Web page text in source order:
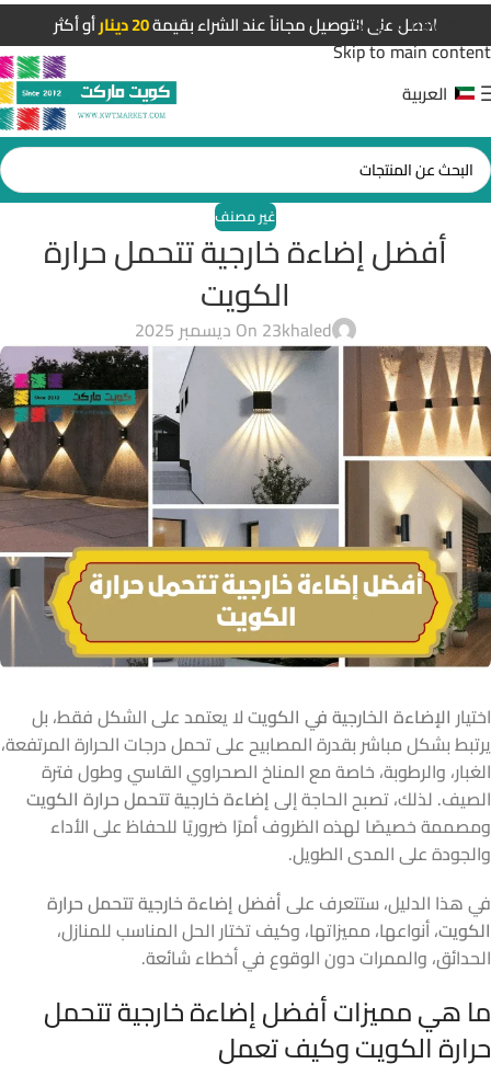
Skip to navigation
Skip to main content
احصل على التوصيل مجاناً عند الشراء بقيمة20 دينار أو أكثر
العربية
غير مصنف
أفضل إضاءة خارجية تتحمل حرارة
الكويت
khaledOn 23 ديسمبر 2025
اختيارالإضاءة الخارجية في الكويتلا يعتمد على الشكل فقط، بل
يرتبط بشكل مباشر بقدرة المصابيح على تحمل درجات الحرارة المرتفعة،
الغبار، والرطوبة، خاصة مع المناخ الصحراوي القاسي وطول فترة
الصيف. لذلك، تصبح الحاجة إلىإضاءة خارجية تتحمل حرارة الكويت
ومصممة خصيصًا لهذه الظروف أمرًا ضروريًا للحفاظ على الأداء
والجودة على المدى الطويل.
في هذا الدليل، ستتعرف علىأفضل إضاءة خارجية تتحمل حرارة
الكويت، أنواعها، مميزاتها، وكيف تختار الحل المناسب للمنازل،
الحدائق، والممرات دون الوقوع في أخطاء شائعة.
ما هي مميزات أفضل إضاءة خارجية تتحمل
حرارة الكويت وكيف تعمل